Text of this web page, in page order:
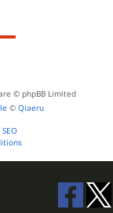
© phpBB Limited
© Qiaeru